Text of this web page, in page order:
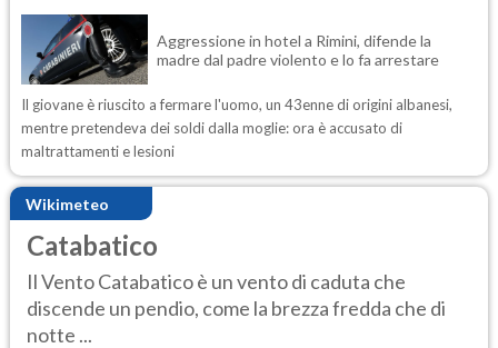
Aggressione in hotel a Rimini, difende la
madre dal padre violento e lo fa arrestare
Il giovane è riuscito a fermare l'uomo, un 43enne di origini albanesi,
mentre pretendeva dei soldi dalla moglie: ora è accusato di
maltrattamenti e lesioni
Wikimeteo
Catabatico
Il Vento Catabatico è un vento di caduta che
discende un pendio, come la brezza fredda che di
notte ...